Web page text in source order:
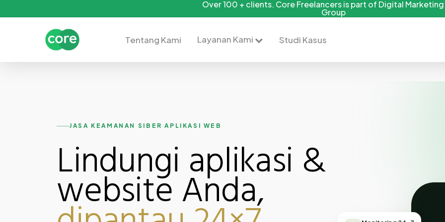
to
Over 100 + clients. Core Freelancers is part of Digital
Group
Tentang Kami Layanan Kami Studi Kasus
JASA KEAMANAN SIBER APLIKASI WEB
Lindungi aplikasi &
website Anda,